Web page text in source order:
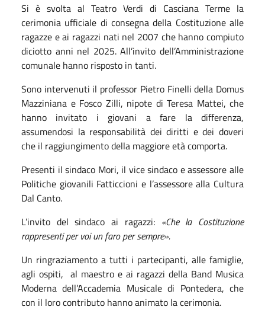
Si è svolta al Teatro Verdi di Casciana Terme la
cerimonia ufficiale di consegna della Costituzione alle
ragazze e ai ragazzi nati nel 2007 che hanno compiuto
diciotto anni nel 2025. All’invito dell’Amministrazione
comunale hanno risposto in tanti.
Sono intervenuti il professor Pietro Finelli della Domus
Mazziniana e Fosco Zilli, nipote di Teresa Mattei, che
hanno invitato i giovani a fare la differenza,
assumendosi la responsabilità dei diritti e dei doveri
che il raggiungimento della maggiore età comporta.
Presenti il sindaco Mori, il vice sindaco e assessore alle
Politiche giovanili Fatticcioni e l’assessore alla Cultura
Dal Canto.
L’invito del sindaco ai ragazzi: «Che la Costituzione
rappresenti per voi un faro per sempre».
Un ringraziamento a tutti i partecipanti, alle famiglie,
agli ospiti, al maestro e ai ragazzi della Band Musica
Moderna dell’Accademia Musicale di Pontedera, che
con il loro contributo hanno animato la cerimonia.